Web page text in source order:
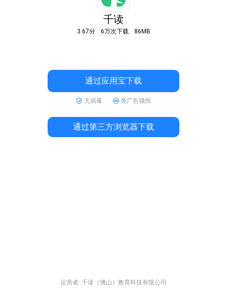
千读
3.67分 6万次下载 86MB
通过应用宝下载
无病毒 免广告骚扰
通过第三方浏览器下载
运营者: 千读（佛山）教育科技有限公司